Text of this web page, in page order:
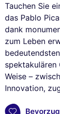
Tauchen Sie
das Pablo
dank
zum Leben
spektakulären
Weise –
Innovation,